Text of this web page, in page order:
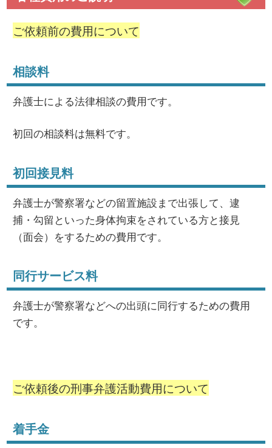
ご依頼前の費用について
相談料
弁護士による法律相談の費用です。
初回の相談料は無料です。
初回接見料
弁護士が警察署などの留置施設まで出張して、逮
捕・勾留といった身体拘束をされている方と接見
（面会）をするための費用です。
同行サービス料
弁護士が警察署などへの出頭に同行するための費用
です。
ご依頼後の刑事弁護活動費用について
着手金